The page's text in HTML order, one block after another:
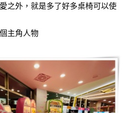
之外，就是多了好多桌椅可以使
主角人物